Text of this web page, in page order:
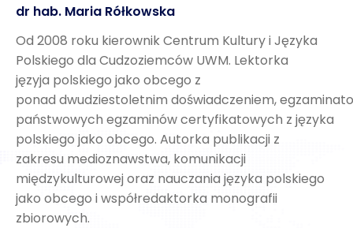
dr hab. Maria Rółkowska
Od 2008 roku kierownik Centrum Kultury i Języka
Polskiego dla Cudzoziemców UWM. Lektorka
języja polskiego jako obcego z
ponad dwudziestoletnim doświadczeniem,
państwowych egzaminów certyfikatowych z języka
polskiego jako obcego. Autorka publikacji z
zakresu medioznawstwa, komunikacji
międzykulturowej oraz nauczania języka polskiego
jako obcego i współredaktorka monografii
zbiorowych.